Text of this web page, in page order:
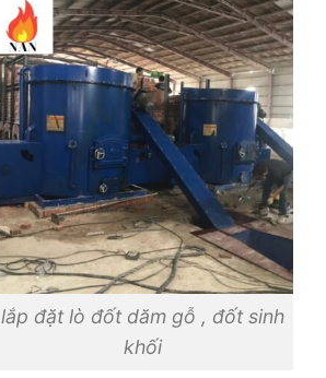
lắp đặt lò đốt dăm gỗ , đốt sinh
khối